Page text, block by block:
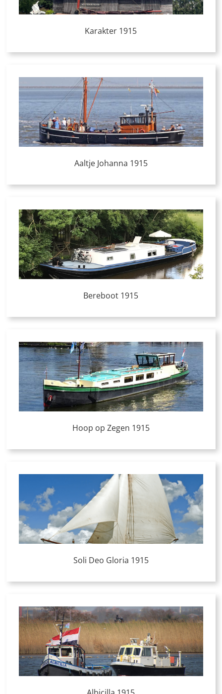
Karakter 1915
Aaltje Johanna 1915
Bereboot 1915
Hoop op Zegen 1915
Soli Deo Gloria 1915